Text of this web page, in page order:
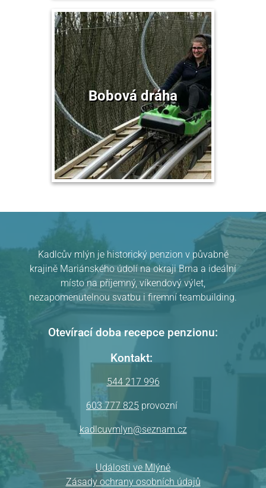
Bobová dráha
Kadlcův mlýn je historický penzion v půvabné
krajině Mariánského údolí na okraji Brna a ideální
místo na příjemný, víkendový výlet,
nezapomenutelnou svatbu i firemní teambuilding.
Otevírací doba recepce penzionu:
Kontakt:
544 217 996
603 777 825 provozní
kadlcuvmlyn@seznam.cz
Události ve Mlýně
Zásady ochrany osobních údajů